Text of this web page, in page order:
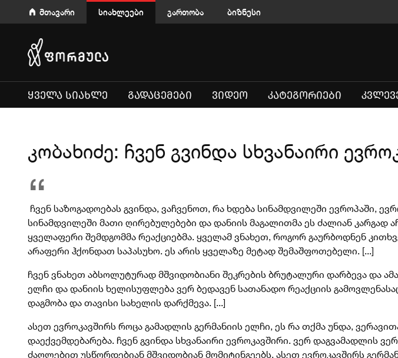
მთავარი სიახლეები გართობა ბიზნესი
ᲧᲕᲔᲚᲐ ᲡᲘᲐᲮᲚᲔ ᲒᲐᲓᲐᲪᲔᲛᲔᲑᲘ ᲕᲘᲓᲔᲝ ᲙᲐᲢᲔᲒᲝᲠᲘᲔᲑᲘ
კობახიძე: ჩვენ გვინდა სხვანაირი
ჩვენ საზოგადოებას გვინდა, ვაჩვენოთ, რა ხდება სინამდვილეში ევროპაში,
სინამდვილეში მათი ღირებულებები და დანიის მაგალითმა ეს ძალიან კარგად
ყველაფერი შემდგომმა რეაქციებმა. ყველამ ვნახეთ, როგორ გაურბოდნენ
არაფერი ჰქონდათ საპასუხო. ეს არის ყველაზე მეტად შემაშფოთებელი. [...]
ჩვენ ვნახეთ აბსოლუტურად მშვიდობიანი შეკრების ბრუტალური დარბევა და
ელჩი და დანიის ხელისუფლება ვერ ბედავენ სათანადო რეაქციის
დაგმობა და თავისი სახელის დარქმევა. [...]
ასეთ ევროკავშირს როცა გამადლის გერმანიის ელჩი, ეს რა თქმა უნდა,
დაექვემდებარება. ჩვენ გვინდა სხვანაირი ევროკავშირი. ვერ დაგვამადლის
ძაღლებით უსწორდებიან მშვიდობიან მომიტინგეებს. ასეთ ევროკავშირს